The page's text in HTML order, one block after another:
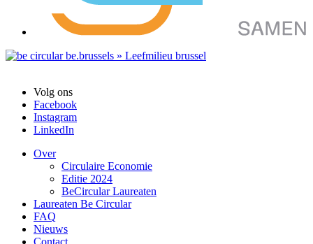
Volg ons
Facebook
Instagram
LinkedIn
Over
Circulaire Economie
Editie 2024
BeCircular Laureaten
Laureaten Be Circular
FAQ
Nieuws
Contact